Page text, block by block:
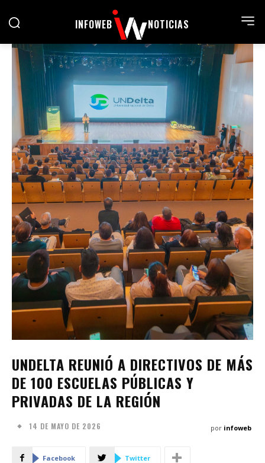
INFOWEB NOTICIAS
UNDELTA REUNIÓ A DIRECTIVOS DE MÁS
DE 100 ESCUELAS PÚBLICAS Y
PRIVADAS DE LA REGIÓN
14 DE MAYO DE 2026 por infoweb
Facebook Twitter